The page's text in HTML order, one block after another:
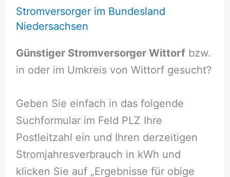
Stromversorger im Bundesland
Niedersachsen
Günstiger Stromversorger Wittorfbzw.
in oder im Umkreis von Wittorf gesucht?
Geben Sie einfach in das folgende
Suchformular im Feld PLZ Ihre
Postleitzahl ein und Ihren derzeitigen
Stromjahresverbrauch in kWh und
klicken Sie auf „Ergebnisse für obige